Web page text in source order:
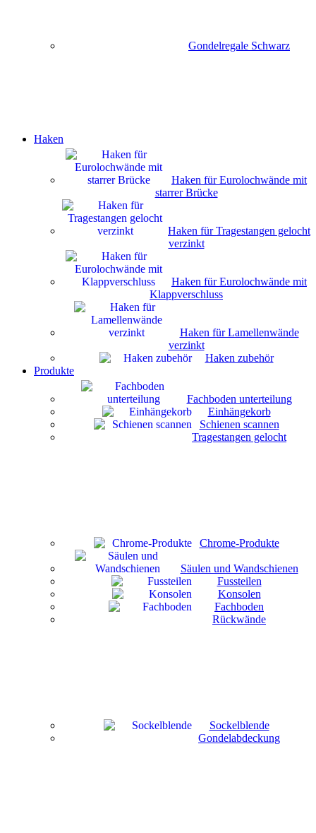
Gondelregale Schwarz
Haken
Haken für Eurolochwände mit
starrer Brücke
Haken für Tragestangen gelocht
verzinkt
Haken für Eurolochwände mit
Klappverschluss
Haken für Lamellenwände
verzinkt
Haken zubehör
Produkte
Fachboden unterteilung
Einhängekorb
Schienen scannen
Tragestangen gelocht
Chrome-Produkte
Säulen und Wandschienen
Fussteilen
Konsolen
Fachboden
Rückwände
Sockelblende
Gondelabdeckung